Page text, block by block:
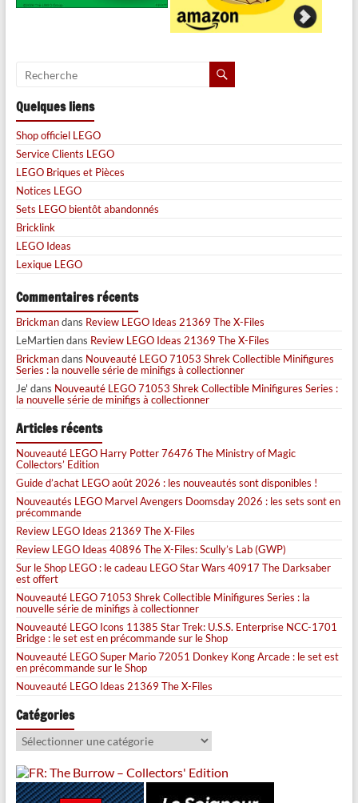
Quelques liens
Shop officiel LEGO
Service Clients LEGO
LEGO Briques et Pièces
Notices LEGO
Sets LEGO bientôt abandonnés
Bricklink
LEGO Ideas
Lexique LEGO
Commentaires récents
Brickmandans Review LEGO Ideas 21369 The X-Files
LeMartiendans Review LEGO Ideas 21369 The X-Files
Brickmandans Nouveauté LEGO 71053 Shrek Collectible Minifigures
Series : la nouvelle série de minifigs à collectionner
Je' dans Nouveauté LEGO 71053 Shrek Collectible Minifigures Series :
la nouvelle série de minifigs à collectionner
Articles récents
Nouveauté LEGO Harry Potter 76476 The Ministry of Magic
Collectors’ Edition
Guide d’achat LEGO août 2026 : les nouveautés sont disponibles !
Nouveautés LEGO Marvel Avengers Doomsday 2026 : les sets sont en
précommande
Review LEGO Ideas 21369 The X-Files
Review LEGO Ideas 40896 The X-Files: Scully’s Lab (GWP)
Sur le Shop LEGO : le cadeau LEGO Star Wars 40917 The Darksaber
est offert
Nouveauté LEGO 71053 Shrek Collectible Minifigures Series : la
nouvelle série de minifigs à collectionner
Nouveauté LEGO Icons 11385 Star Trek: U.S.S. Enterprise NCC-1701
Bridge : le set est en précommande sur le Shop
Nouveauté LEGO Super Mario 72051 Donkey Kong Arcade : le set est
en précommande sur le Shop
Nouveauté LEGO Ideas 21369 The X-Files
Catégories
Catégories